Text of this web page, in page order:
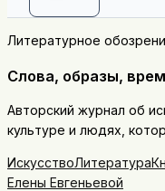
Литературное
Слова, образы,
Авторский журнал об
культуре и людях,
ИскусствоЛитература
Елены Евгеньевой